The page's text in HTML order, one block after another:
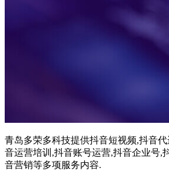
青岛多荣多科技提供抖音短视频,抖音
音运营培训,抖音账号运营,抖音企业号,
音营销等多项服务内容.